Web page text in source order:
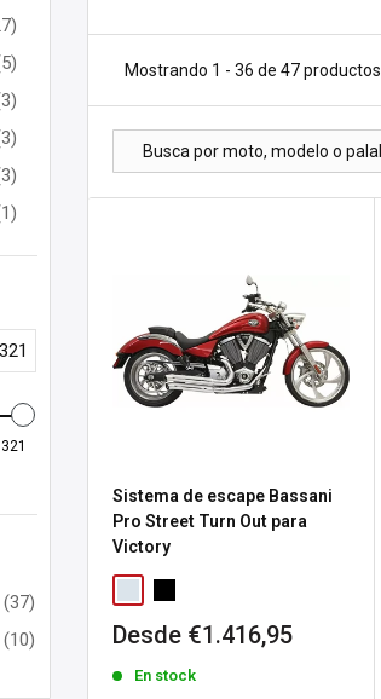
(37)
(10)
Mostrando 1 - 36 de 47 productos
Sistema de escape Bassani
Pro Street Turn Out para
Victory
Precio
venta
Desde €1.416,95
En stock